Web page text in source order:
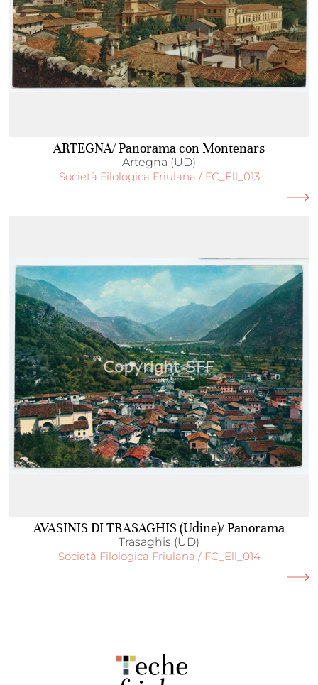
ARTEGNA/ Panorama con Montenars
Artegna (UD)
Società Filologica Friulana / FC_Ell_013
AVASINIS DI TRASAGHIS (Udine)/ Panorama
Trasaghis (UD)
Società Filologica Friulana / FC_Ell_014